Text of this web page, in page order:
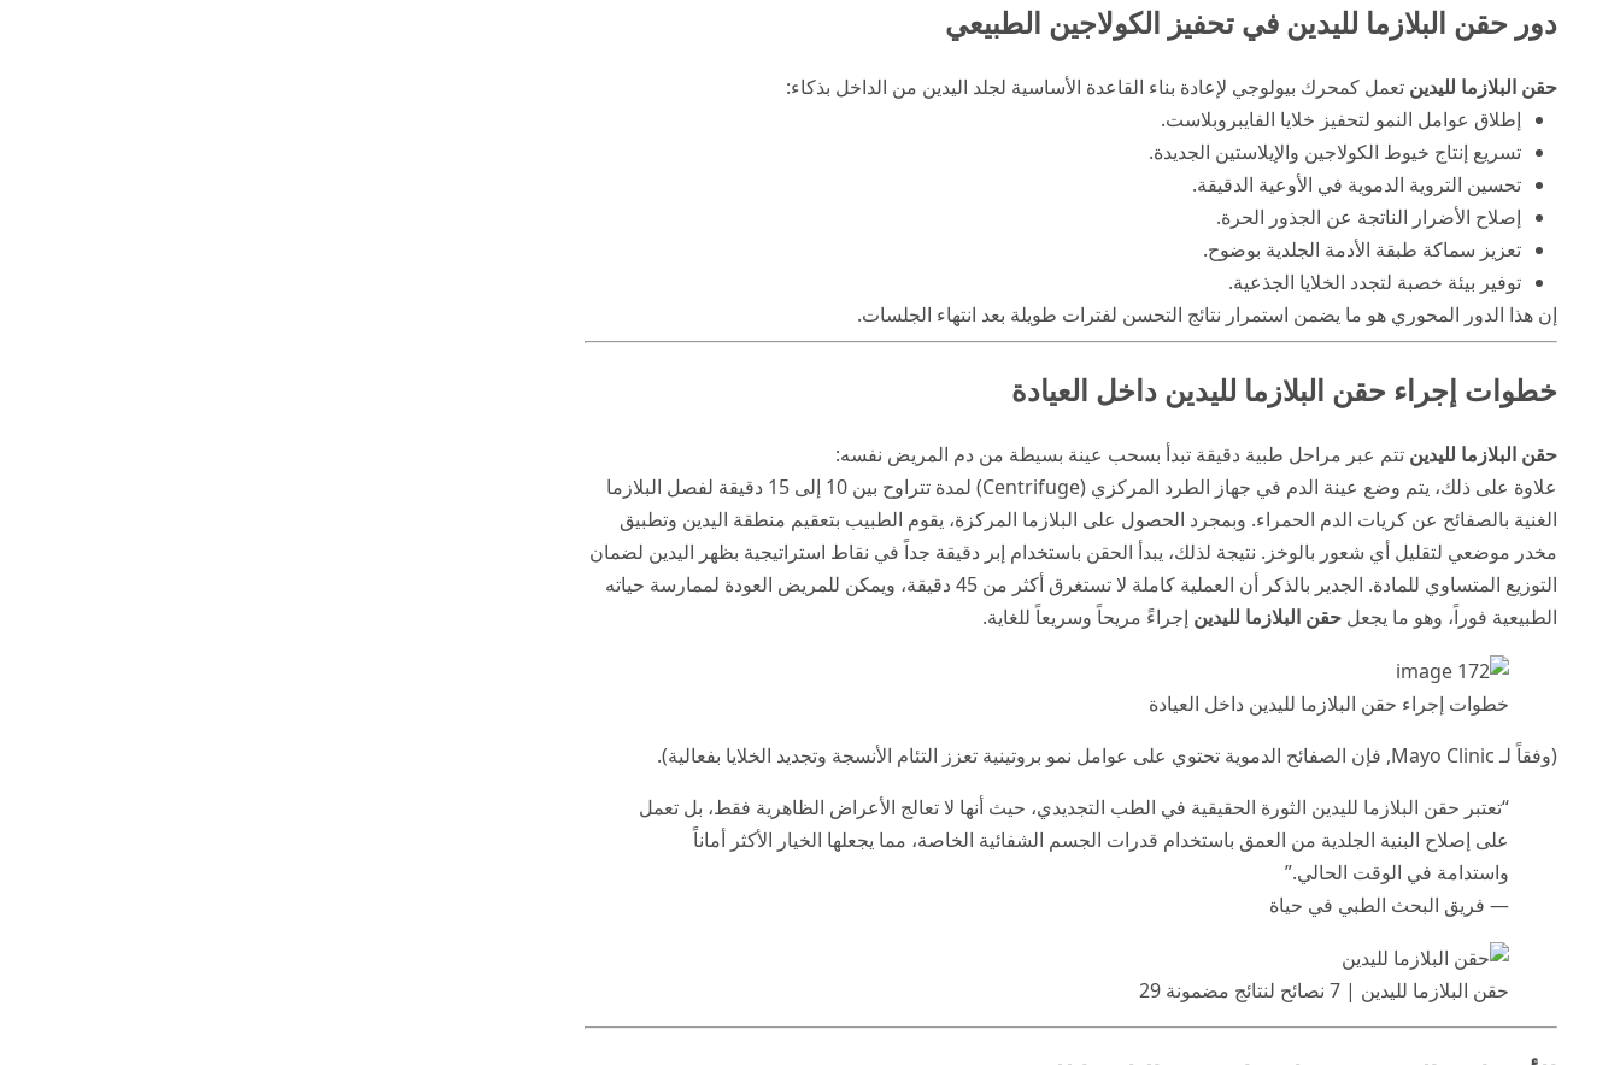
دور حقن البلازما لليدين في تحفيز الكولاجين الطبيعي
حقن البلازما لليدين تعمل كمحرك بيولوجي لإعادة بناء القاعدة الأساسية لجلد اليدين من الداخل بذكاء:
إطلاق عوامل النمو لتحفيز خلايا الفايبروبلاست.
تسريع إنتاج خيوط الكولاجين والإيلاستين الجديدة.
تحسين التروية الدموية في الأوعية الدقيقة.
إصلاح الأضرار الناتجة عن الجذور الحرة.
تعزيز سماكة طبقة الأدمة الجلدية بوضوح.
توفير بيئة خصبة لتجدد الخلايا الجذعية.
إن هذا الدور المحوري هو ما يضمن استمرار نتائج التحسن لفترات طويلة بعد انتهاء الجلسات.
خطوات إجراء حقن البلازما لليدين داخل العيادة
حقن البلازما لليدين تتم عبر مراحل طبية دقيقة تبدأ بسحب عينة بسيطة من دم المريض نفسه:
علاوة على ذلك، يتم وضع عينة الدم في جهاز الطرد المركزي (Centrifuge) لمدة تتراوح بين 10 إلى 15 دقيقة لفصل البلازما
الغنية بالصفائح عن كريات الدم الحمراء. وبمجرد الحصول على البلازما المركزة، يقوم الطبيب بتعقيم منطقة اليدين وتطبيق
مخدر موضعي لتقليل أي شعور بالوخز. نتيجة لذلك، يبدأ الحقن باستخدام إبر دقيقة جداً في نقاط استراتيجية بظهر اليدين لضمان
التوزيع المتساوي للمادة. الجدير بالذكر أن العملية كاملة لا تستغرق أكثر من 45 دقيقة، ويمكن للمريض العودة لممارسة حياته
الطبيعية فوراً، وهو ما يجعل حقن البلازما لليدين إجراءً مريحاً وسريعاً للغاية.
خطوات إجراء حقن البلازما لليدين داخل العيادة
(وفقاً لـMayo Clinic, فإن الصفائح الدموية تحتوي على عوامل نمو بروتينية تعزز التئام الأنسجة وتجديد الخلايا بفعالية).
“تعتبر حقن البلازما لليدين الثورة الحقيقية في الطب التجديدي، حيث أنها لا تعالج الأعراض الظاهرية فقط، بل تعمل
على إصلاح البنية الجلدية من العمق باستخدام قدرات الجسم الشفائية الخاصة، مما يجعلها الخيار الأكثر أماناً
واستدامة في الوقت الحالي.”
— فريق البحث الطبي في حياة
حقن البلازما لليدين | 7 نصائح لنتائج مضمونة 29